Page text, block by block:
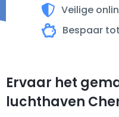
Veilige
Bespaar
Ervaar het
luchthaven